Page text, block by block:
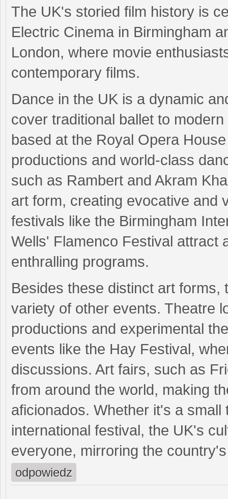
The UK's storied film history is
Electric Cinema in Birmingham
London, where movie
contemporary films.
Dance in the UK is a dynamic
cover traditional ballet to
based at the Royal Opera
productions and world-class
such as Rambert and Akram
art form, creating evocative and
festivals like the Birmingham
Wells' Flamenco Festival attract
enthralling programs.
Besides these distinct art
variety of other events. Theatre
productions and experimental
events like the Hay Festival,
discussions. Art fairs, such as
from around the world, making
aficionados. Whether it's a
international festival, the UK's
everyone, mirroring the
odpowiedz